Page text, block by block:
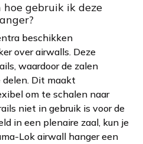
gebruik ik deze
beschikken
over airwalls. Deze
waardoor de zalen
Dit maakt
om te schalen naar
niet in gebruik is voor de
in een plenaire zaal, kun je
Lok airwall hanger een